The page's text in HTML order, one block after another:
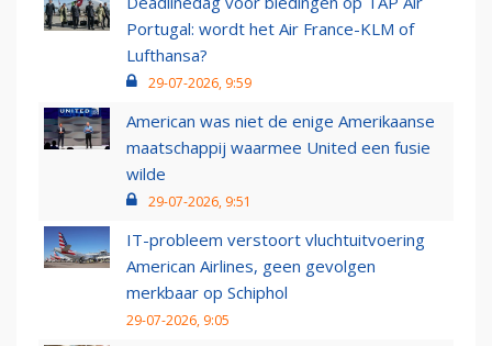
Portugal: wordt het Air France-KLM of
Lufthansa?
29-07-2026, 9:59
American was niet de enige Amerikaanse
maatschappij waarmee United een fusie
wilde
29-07-2026, 9:51
IT-probleem verstoort vluchtuitvoering
American Airlines, geen gevolgen
merkbaar op Schiphol
29-07-2026, 9:05